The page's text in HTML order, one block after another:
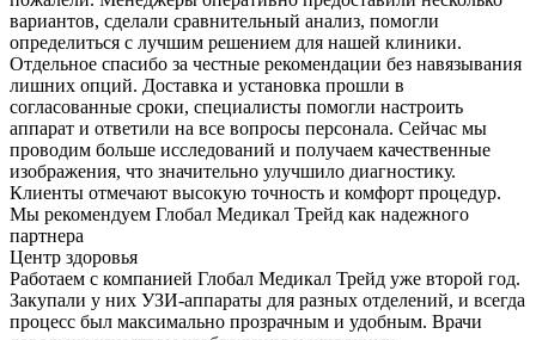
вариантов, сделали сравнительный анализ, помогли
определиться с лучшим решением для нашей клиники.
Отдельное спасибо за честные рекомендации без навязывания
лишних опций. Доставка и установка прошли в
согласованные сроки, специалисты помогли настроить
аппарат и ответили на все вопросы персонала. Сейчас мы
проводим больше исследований и получаем качественные
изображения, что значительно улучшило диагностику.
Клиенты отмечают высокую точность и комфорт процедур.
Мы рекомендуем Глобал Медикал Трейд как надежного
партнера
Центр здоровья
Работаем с компанией Глобал Медикал Трейд уже второй год.
Закупали у них УЗИ-аппараты для разных отделений, и всегда
процесс был максимально прозрачным и удобным. Врачи